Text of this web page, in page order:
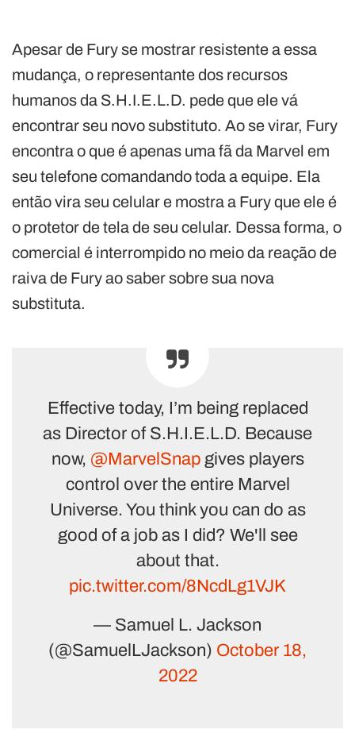
Apesar de Fury se mostrar resistente a essa
mudança, o representante dos recursos
humanos da S.H.I.E.L.D. pede que ele vá
encontrar seu novo substituto. Ao se virar, Fury
encontra o que é apenas uma fã da Marvel em
seu telefone comandando toda a equipe. Ela
então vira seu celular e mostra a Fury que ele é
o protetor de tela de seu celular. Dessa forma, o
comercial é interrompido no meio da reação de
raiva de Fury ao saber sobre sua nova
substituta.
Effective today, I’m being replaced
as Director of S.H.I.E.L.D. Because
now, @MarvelSnapgives players
control over the entire Marvel
Universe. You think you can do as
good of a job as I did? We'll see
about that.
pic.twitter.com/8NcdLg1VJK
— Samuel L. Jackson
(@SamuelLJackson) October 18,
2022